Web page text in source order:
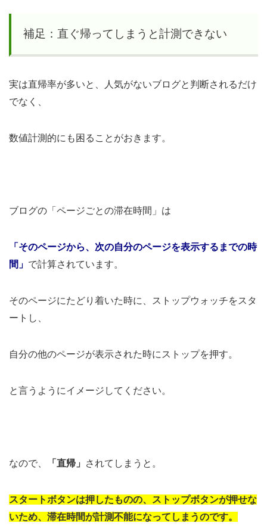
補足：直ぐ帰ってしまうと計測できない
実は直帰率が多いと、人気がないブログと判断されるだけ
でなく、
数値計測的にも困ることがおきます。
ブログの「ページごとの滞在時間」は
「そのページから、次の自分のページを表示するまでの時
間」 で計算されています。
そのページにたどり着いた時に、ストップウォッチをスタ
ートし、
自分の他のページが表示された時にストップを押す。
と言うようにイメージしてください。
なので、 「直帰」 されてしまうと。
スタートボタンは押したものの、ストップボタンが押せな
いため、滞在時間が計測不能になってしまうのです。